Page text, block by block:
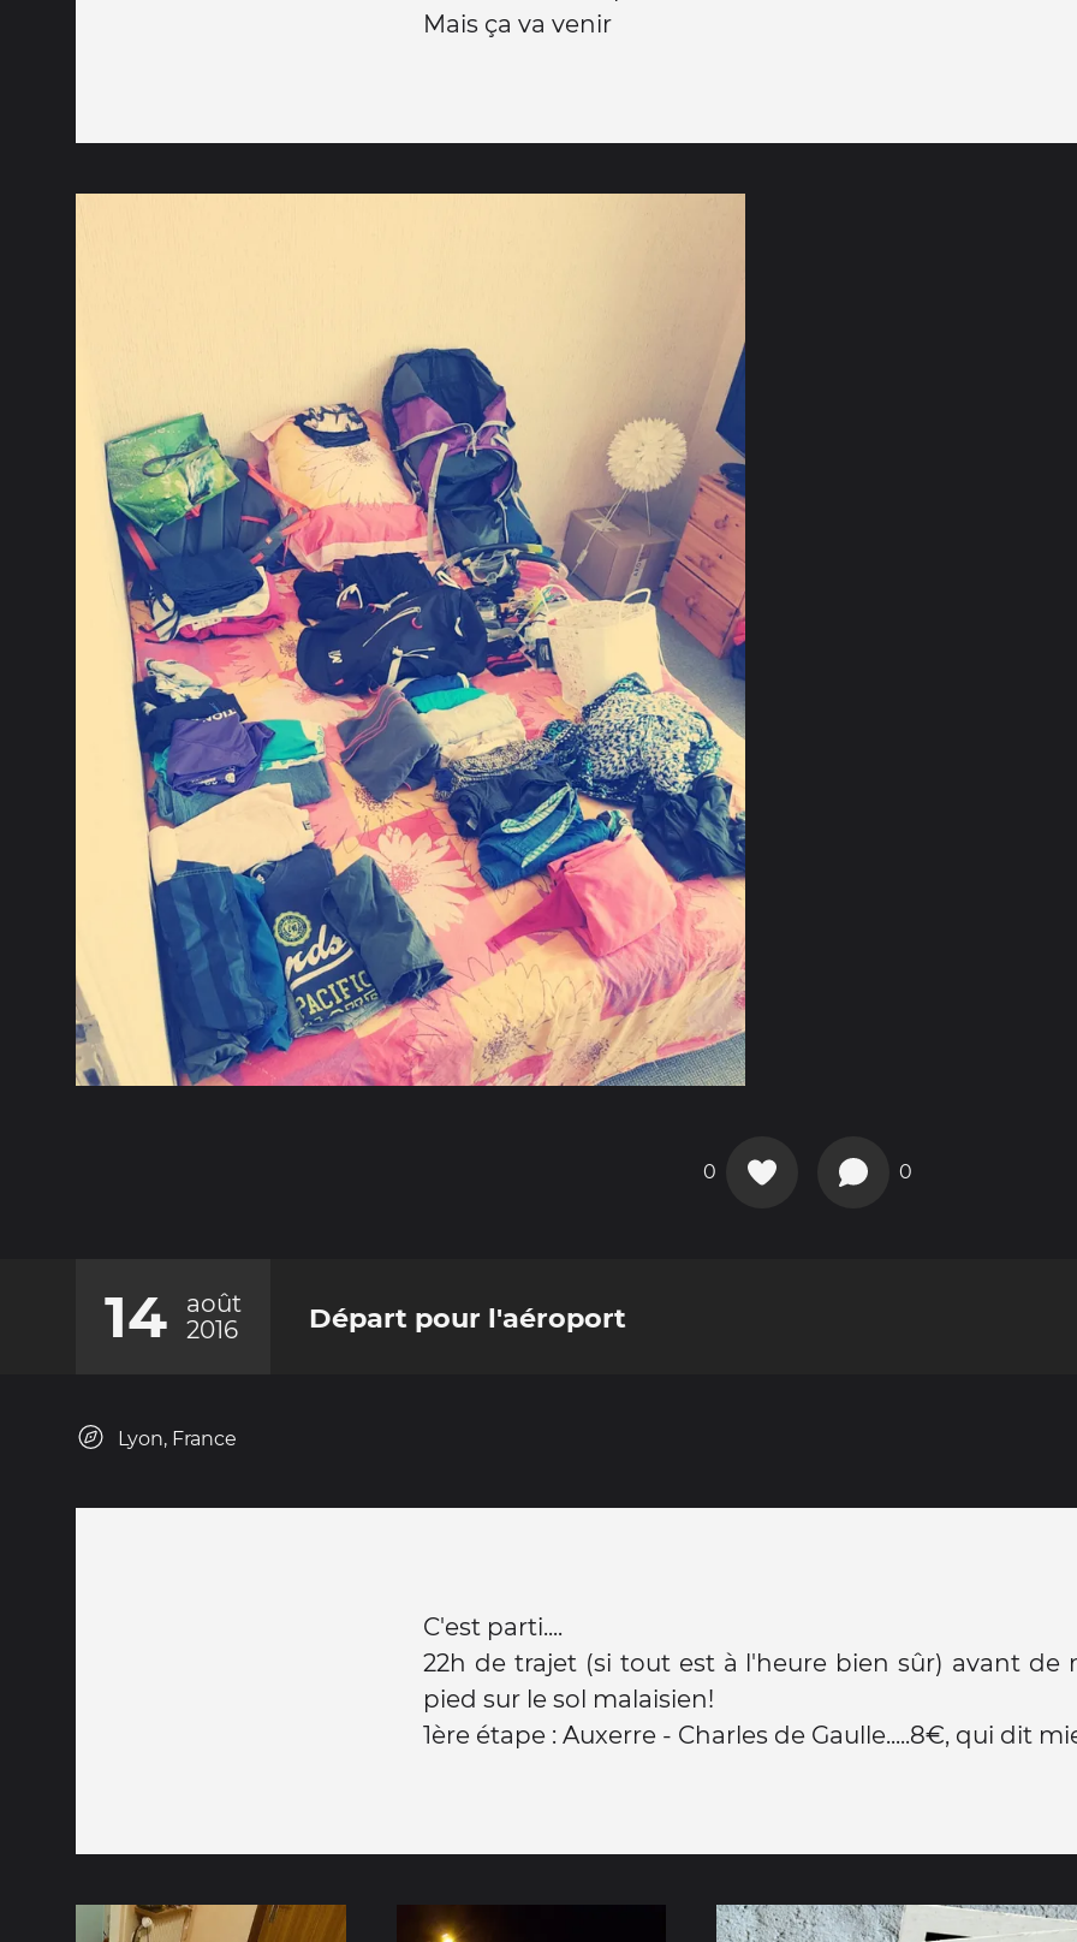
Mais ça va venir
0 0
14
août
2016
Départ pour l'aéroport
Lyon, France
C'est parti....
22h de trajet (si tout est à l'heure bien sûr) avant de
pied sur le sol malaisien!
1ère étape : Auxerre - Charles de Gaulle.....8€, qui dit